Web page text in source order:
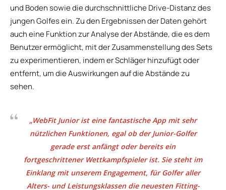
und Boden sowie die durchschnittliche Drive-Distanz des
jungen Golfes ein. Zu den Ergebnissen der Daten gehört
auch eine Funktion zur Analyse der Abstände, die es dem
Benutzer ermöglicht, mit der Zusammenstellung des Sets
zu experimentieren, indem er Schläger hinzufügt oder
entfernt, um die Auswirkungen auf die Abstände zu
sehen.
„WebFit Junior ist eine fantastische App mit sehr
nützlichen Funktionen, egal ob der Junior-Golfer
gerade erst anfängt oder bereits ein
fortgeschrittener Wettkampfspieler ist. Sie steht im
Einklang mit unserem Engagement, für Golfer aller
Alters- und Leistungsklassen die neuesten Fitting-